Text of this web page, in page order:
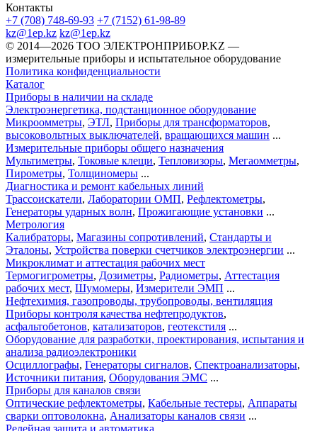
Контакты
+7 (708) 748-69-93 +7 (7152) 61-98-89
kz@1ep.kz kz@1ep.kz
©️ 2014—2026 ТОО ЭЛЕКТРОНПРИБОР.KZ —
измерительные приборы и испытательное оборудование
Политика конфиденциальности
Каталог
Приборы в наличии на складе
Электроэнергетика, подстанционное оборудование
Микроомметры, ЭТЛ, Приборы для трансформаторов,
высоковольтных выключателей, вращающихся машин ...
Измерительные приборы общего назначения
Мультиметры, Токовые клещи, Тепловизоры, Мегаомметры,
Пирометры, Толщиномеры ...
Диагностика и ремонт кабельных линий
Трассоискатели, Лаборатории ОМП, Рефлектометры,
Генераторы ударных волн, Прожигающие установки ...
Метрология
Калибраторы, Магазины сопротивлений, Стандарты и
Эталоны, Устройства поверки счетчиков электроэнергии ...
Микроклимат и аттестация рабочих мест
Термогигрометры, Дозиметры, Радиометры, Аттестация
рабочих мест, Шумомеры, Измерители ЭМП ...
Нефтехимия, газопроводы, трубопроводы, вентиляция
Приборы контроля качества нефтепродуктов,
асфальтобетонов, катализаторов, геотекстиля ...
Оборудование для разработки, проектирования, испытания и
анализа радиоэлектроники
Осциллографы, Генераторы сигналов, Спектроанализаторы,
Источники питания, Оборудования ЭМС ...
Приборы для каналов связи
Оптические рефлектометры, Кабельные тестеры, Аппараты
сварки оптоволокна, Анализаторы каналов связи ...
Релейная защита и автоматика